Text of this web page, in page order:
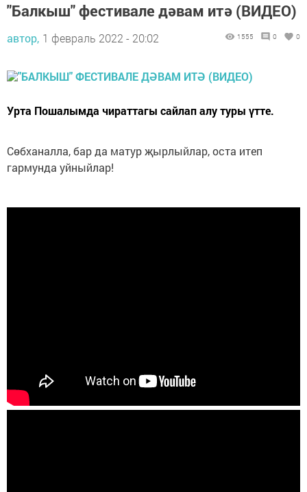
"Балкыш" фестивале дәвам итә (ВИДЕО)
автор, 1 февраль 2022 - 20:02 1555 0 0
Урта Пошалымда чираттагы сайлап алу туры үтте.
Сөбханалла, бар да матур җырлыйлар, оста итеп
гармунда уйныйлар!